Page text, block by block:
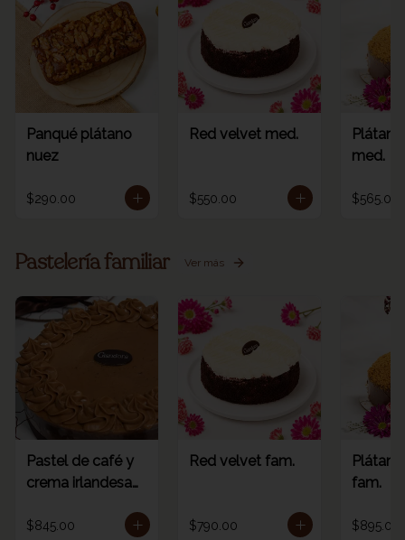
Panqué plátano
nuez
$290.00
Red velvet med.
$550.00
med.
$565.00
Pastelería familiar Ver más
Pastel de café y
crema irlandesa
$845.00
Red velvet fam.
$790.00
fam.
$895.00